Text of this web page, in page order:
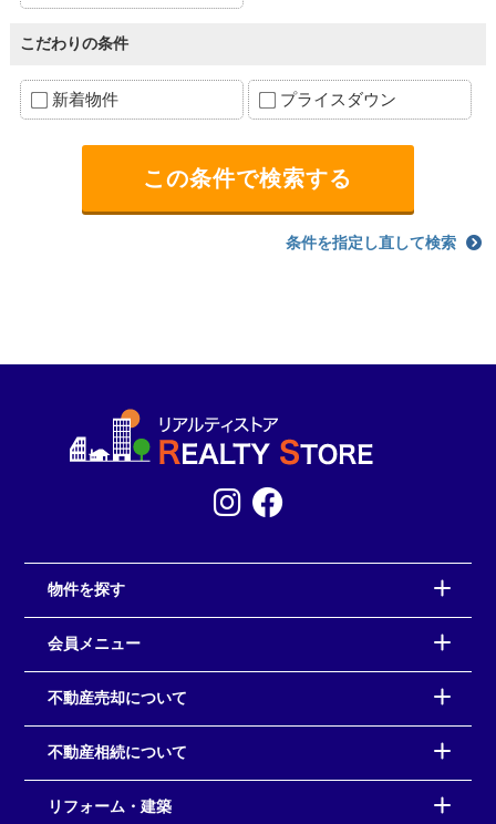
こだわりの条件
新着物件 プライスダウン
条件を指定し直して検索
物件を探す
会員メニュー
不動産売却について
不動産相続について
リフォーム・建築